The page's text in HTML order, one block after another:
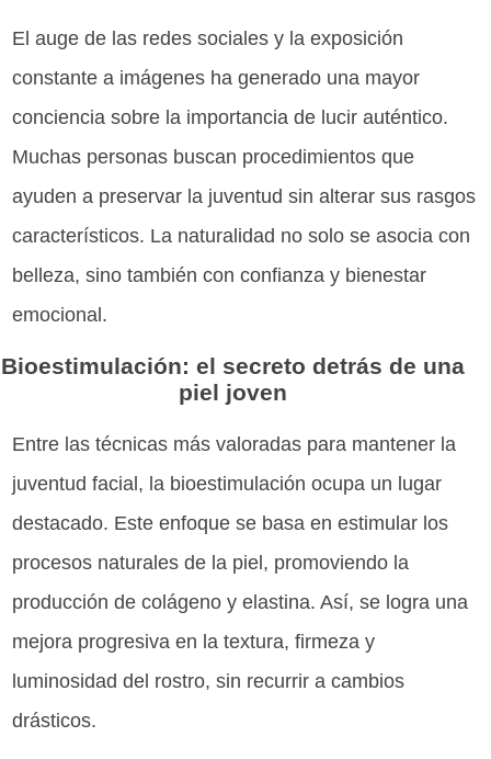
El auge de las redes sociales y la exposición
constante a imágenes ha generado una mayor
conciencia sobre la importancia de lucir auténtico.
Muchas personas buscan procedimientos que
ayuden a preservar la juventud sin alterar sus rasgos
característicos. La naturalidad no solo se asocia con
belleza, sino también con confianza y bienestar
emocional.
Bioestimulación: el secreto detrás de una
piel joven
Entre las técnicas más valoradas para mantener la
juventud facial, la bioestimulación ocupa un lugar
destacado. Este enfoque se basa en estimular los
procesos naturales de la piel, promoviendo la
producción de colágeno y elastina. Así, se logra una
mejora progresiva en la textura, firmeza y
luminosidad del rostro, sin recurrir a cambios
drásticos.